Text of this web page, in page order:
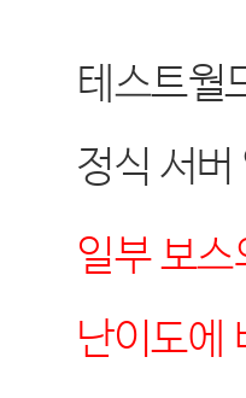
테스트월
정식 서
일부 보
난이도에